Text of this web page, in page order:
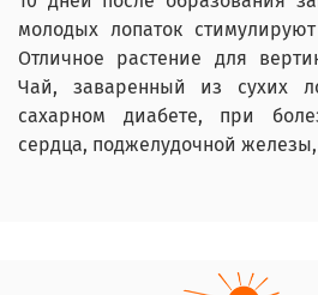
молодых лопаток
Отличное растение для
Чай, заваренный из сухих
сахарном диабете, при
сердца, поджелудочной